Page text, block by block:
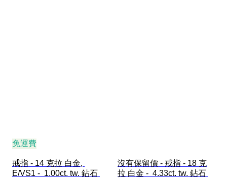
免運費
戒指 - 14 克拉 白金,
E/VS1 -  1.00ct. tw. 鉆石
沒有保留價 - 戒指 - 18 克
拉 白金 -  4.33ct. tw. 鉆石